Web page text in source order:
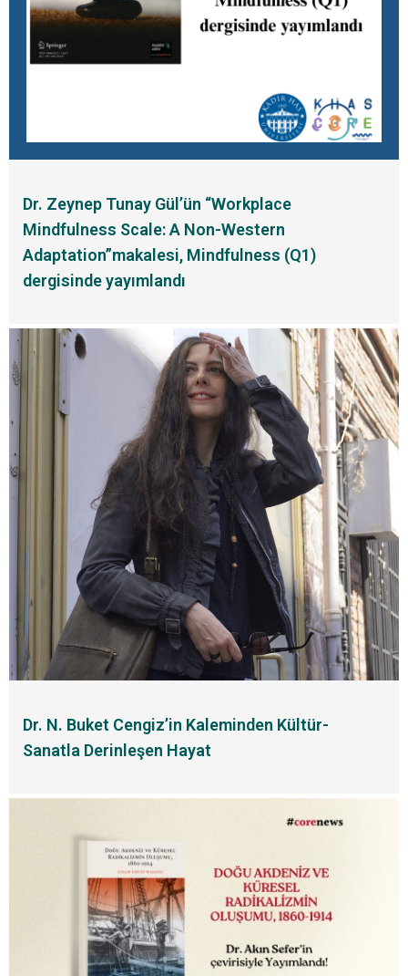
Dr. Zeynep Tunay Gül’ün “Workplace
Mindfulness Scale: A Non-Western
Adaptation”makalesi, Mindfulness (Q1)
dergisinde yayımlandı
Dr. N. Buket Cengiz’in Kaleminden Kültür-
Sanatla Derinleşen Hayat